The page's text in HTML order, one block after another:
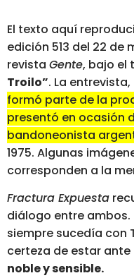
El texto aquí
edición 513 del 22 de
revista Gente, bajo el
Troilo”. La
formó parte de la
presentó en ocasión
bandoneonista
1975. Algunas
corresponden a la
Fractura Expuesta
diálogo entre
siempre sucedía con
certeza de estar ante
noble y sensible.